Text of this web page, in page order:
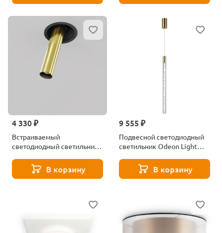
4 330 ₽
Встраиваемый
светодиодный светильник
L200-7W4K-BBSВ корзину
9 555 ₽
Подвесной светодиодный
светильник Odeon Light
В корзину